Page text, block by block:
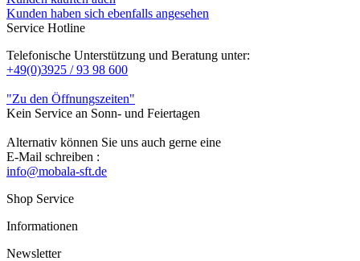
Kunden haben sich ebenfalls angesehen
Service Hotline
Telefonische Unterstützung und Beratung unter:
+49(0)3925 / 93 98 600
"Zu den Öffnungszeiten"
Kein Service an Sonn- und Feiertagen
Alternativ können Sie uns auch gerne eine
E-Mail schreiben :
info@mobala-sft.de
Shop Service
Informationen
Newsletter